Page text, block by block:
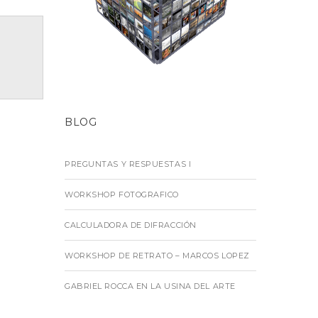
BLOG
PREGUNTAS Y RESPUESTAS I
WORKSHOP FOTOGRAFICO
CALCULADORA DE DIFRACCIÓN
WORKSHOP DE RETRATO – MARCOS LOPEZ
GABRIEL ROCCA EN LA USINA DEL ARTE